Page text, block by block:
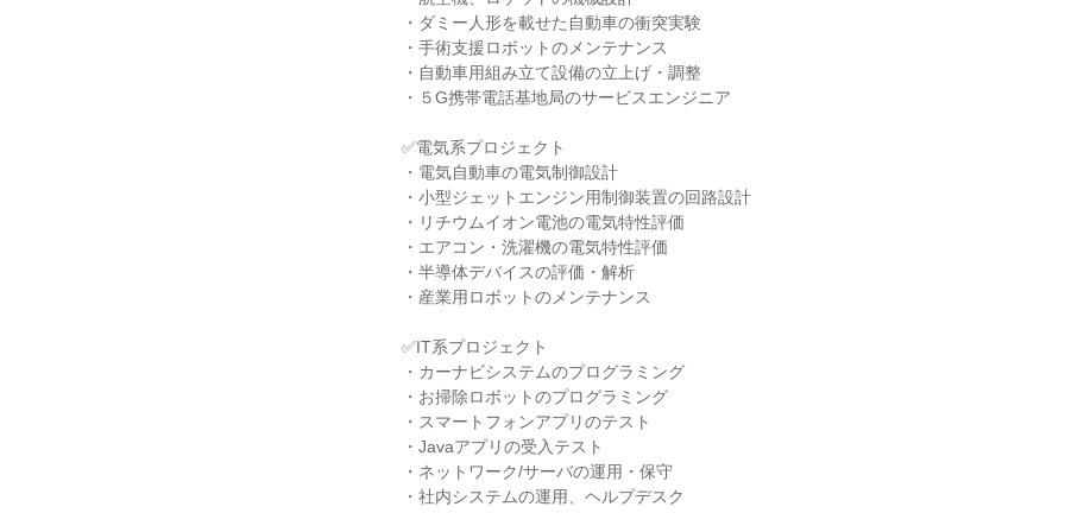
・ダミー人形を載せた自動車の衝突実験
・手術支援ロボットのメンテナンス
・自動車用組み立て設備の立上げ・調整
・５G携帯電話基地局のサービスエンジニア
✅電気系プロジェクト
・電気自動車の電気制御設計
・小型ジェットエンジン用制御装置の回路設計
・リチウムイオン電池の電気特性評価
・エアコン・洗濯機の電気特性評価
・半導体デバイスの評価・解析
・産業用ロボットのメンテナンス
✅IT系プロジェクト
・カーナビシステムのプログラミング
・お掃除ロボットのプログラミング
・スマートフォンアプリのテスト
・Javaアプリの受入テスト
・ネットワーク/サーバの運用・保守
・社内システムの運用、ヘルプデスク